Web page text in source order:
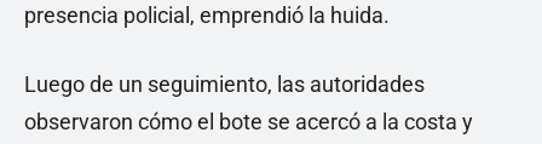
presencia policial, emprendió la huida.
Luego de un seguimiento, las autoridades
observaron cómo el bote se acercó a la costa y